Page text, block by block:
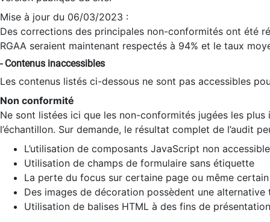
Mise à jour du 06/03/2023 :
Des corrections des principales non-conformités ont été
RGAA seraient maintenant respectés à 94% et le taux
- Contenus inaccessibles
Les contenus listés ci-dessous ne sont pas accessibles
Non conformité
Ne sont listées ici que les non-conformités jugées les
l’échantillon. Sur demande, le résultat complet de l’audit
L’utilisation de composants JavaScript non
Utilisation de champs de formulaire sans étiquette
La perte du focus sur certaine page ou même
Des images de décoration possèdent une alternative
Utilisation de balises HTML à des fins de